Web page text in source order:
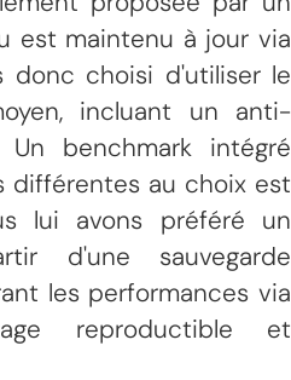
est maintenu à jour via
donc choisi d'utiliser le
incluant un anti-
Un benchmark intégré
différentes au choix est
lui avons préféré un
d'une sauvegarde
les performances via
reproductible et